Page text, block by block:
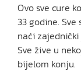
Ovo sve cure
33 godine.
naći
Sve žive u
bijelom konju.